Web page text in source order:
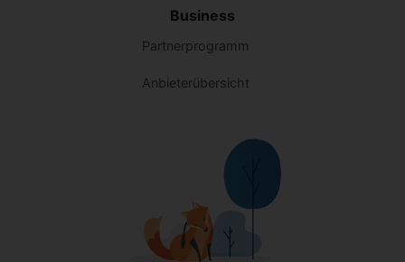
Business
Partnerprogramm
Anbieterübersicht